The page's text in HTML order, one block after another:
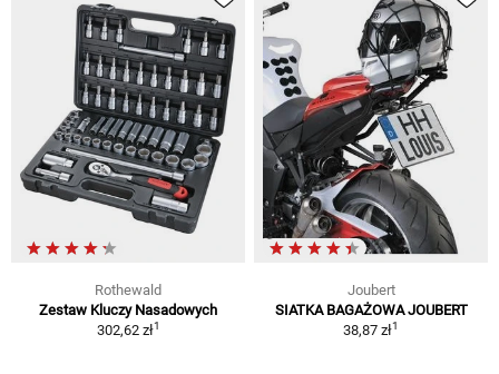
Rothewald
Zestaw Kluczy Nasadowych
302,62 zł1
Joubert
SIATKA BAGAŻOWA JOUBERT
38,87 zł1